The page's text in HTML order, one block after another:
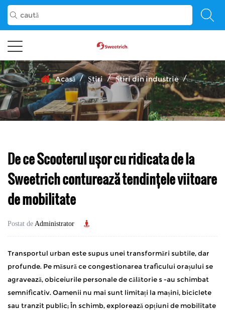
Acasă / Ştiri / Știri din industrie /
De ce Scooterul ușor cu ridicata de la
Sweetrich conturează tendințele viitoare
de mobilitate
Postat de Administrator
Transportul urban este supus unei transformări subtile, dar
profunde. Pe măsură ce congestionarea traficului orașului se
agravează, obiceiurile personale de călătorie s -au schimbat
semnificativ. Oamenii nu mai sunt limitați la mașini, biciclete
sau tranzit public; În schimb, explorează opțiuni de mobilitate